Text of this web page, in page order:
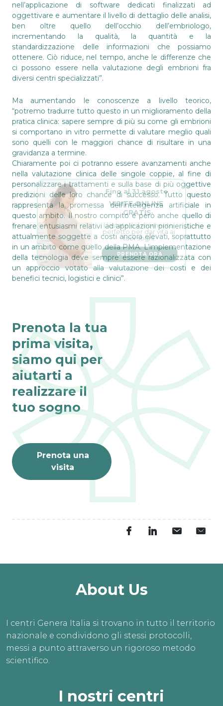
nell’applicazione di software dedicati finalizzati ad
oggettivare e aumentare il livello di dettaglio delle analisi,
ben oltre quello dell’occhio dell’embriologo,
incrementando la qualità, la quantità e la
standardizzazione delle informazioni che possiamo
ottenere. Ciò riduce, nel tempo, anche le differenze che
ci possono essere nella valutazione degli embrioni fra
diversi centri specializzati”.
Ma aumentando le conoscenze a livello teorico,
“potremo tradurre tutto questo in un miglioramento della
pratica clinica: sapere sempre di più su come gli embrioni
si comportano in vitro permette di valutare meglio quali
sono quelli con le maggiori chance di risultare in una
gravidanza a termine.
Chiaramente poi ci potranno essere avanzamenti anche
nella valutazione clinica delle singole coppie, al fine di
personalizzare i trattamenti e sulla base di più oggettive
predizioni delle loro chance di successo. Tutto questo
rappresenta la promessa dell’intelligenza artificiale in
questo ambito. Il nostro compito è però anche quello di
frenare entusiasmi relativi ad applicazioni pionieristiche e
attualmente soggette a costi ancora elevati, soprattutto
in un ambito come quello della PMA. L’implementazione
della tecnologia deve sempre essere razionalizzata con
un approccio votato alla valutazione dei costi e dei
benefici tecnici, logistici e clinici”.
Prenota la tua
prima visita,
siamo qui per
aiutarti a
realizzare il
tuo sogno
Prenota una
visita
About Us
I centri Genera Italia si trovano in tutto il territorio
nazionale e condividono gli stessi protocolli,
messi a punto attraverso un rigoroso metodo
scientifico.
I nostri centri
VISITE ONLINE
GRATIS
L’estate è il momento
perfetto per dar vita ai
tuoi sogni.
PRENOTA ORA
Fino al 31 agosto